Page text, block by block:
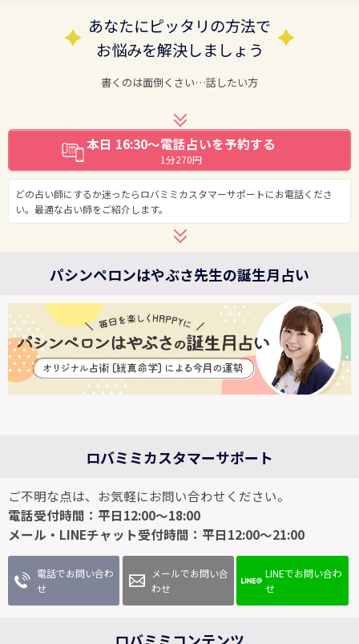
あなたにピッタリの方法で
お悩みを解決しましょう
書くのは面倒くさい…話したい方
本日 16:30～電話占いを予約する
1分270円
どの占い師にするか迷ったらロバミミカスタマーサポートにお電話くださ
い。最適な占い師をご紹介します。
パシンペロンはやぶさ先生の誕生月占い
ロバミミカスタマーサポート
ご不明な点は、お気軽にお問い合わせください。
電話受付時間：平日12:00～18:00
メール・LINEチャット受付時間：平日12:00～21:00
電話でお問い合わ
せ
メールでお問い合
わせ
LINEでお問い合わ
せ
ロバミミコンテンツ